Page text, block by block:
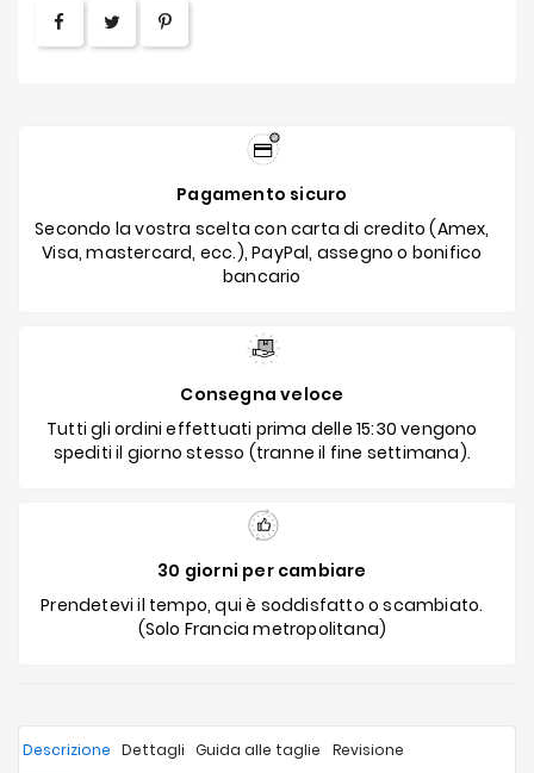
Pagamento sicuro
Secondo la vostra scelta con carta di credito (Amex,
Visa, mastercard, ecc.), PayPal, assegno o bonifico
bancario
Consegna veloce
Tutti gli ordini effettuati prima delle 15:30 vengono
spediti il giorno stesso (tranne il fine settimana).
30 giorni per cambiare
Prendetevi il tempo, qui è soddisfatto o scambiato.
(Solo Francia metropolitana)
Descrizione Dettagli Guida alle taglie Revisione